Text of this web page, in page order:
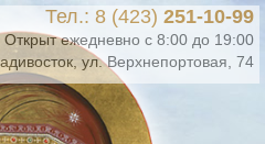
Тел.: 8 (423) 251-10-99
Открыт ежедневно с 8:00 до 19:00
ул. Верхнепортовая, 74